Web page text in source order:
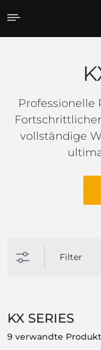
KX SERIES
vollständige
Filter
KX SERIES
9 verwandte